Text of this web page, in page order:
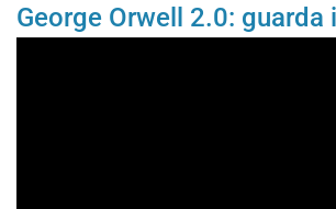
George Orwell 2.0: guarda